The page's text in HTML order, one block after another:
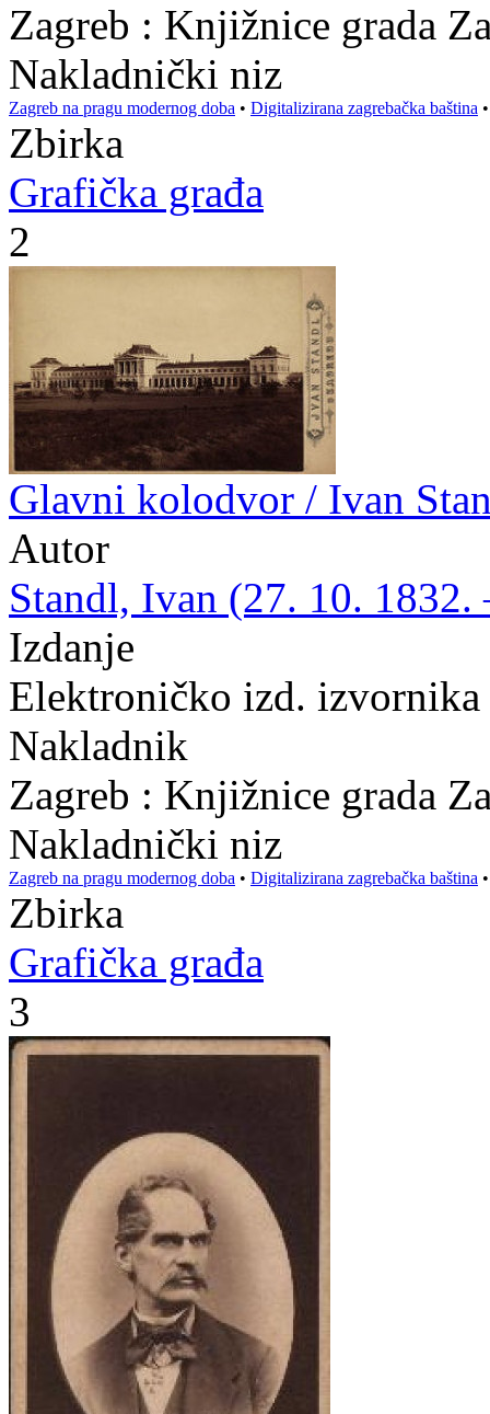
Zagreb : Knjižnice grada
Nakladnički niz
Zagreb na pragu modernog doba • Digitalizirana zagrebačka baština
Zbirka
Grafička građa
2
Glavni kolodvor / Ivan
Autor
Standl, Ivan (27. 10. 1832.
Izdanje
Elektroničko izd. izvornika
Nakladnik
Zagreb : Knjižnice grada
Nakladnički niz
Zagreb na pragu modernog doba • Digitalizirana zagrebačka baština
Zbirka
Grafička građa
3